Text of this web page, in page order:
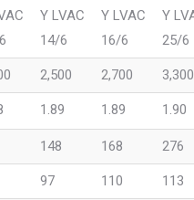
Y LVAC
14/6
Y LVAC
16/6
Y
25/6
2,500 2,700 3,300
1.89 1.89 1.90
148 168 276
97 110 113